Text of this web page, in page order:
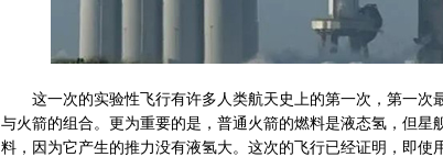
这一次的实验性飞行有许多人类航天史上的第一次，第一次
与火箭的组合。更为重要的是，普通火箭的燃料是液态氢，但星
料，因为它产生的推力没有液氢大。这次的飞行已经证明，即